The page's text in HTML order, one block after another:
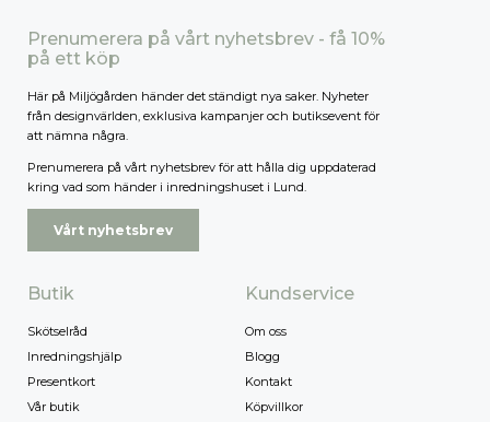
Prenumerera på vårt nyhetsbrev - få 10%
på ett köp
Här på Miljögården händer det ständigt nya saker. Nyheter
från designvärlden, exklusiva kampanjer och butiksevent för
att nämna några.
Prenumerera på vårt nyhetsbrev för att hålla dig uppdaterad
kring vad som händer i inredningshuset i Lund.
Vårt nyhetsbrev
Butik
Skötselråd
Inredningshjälp
Presentkort
Vår butik
Kundservice
Om oss
Blogg
Kontakt
Köpvillkor